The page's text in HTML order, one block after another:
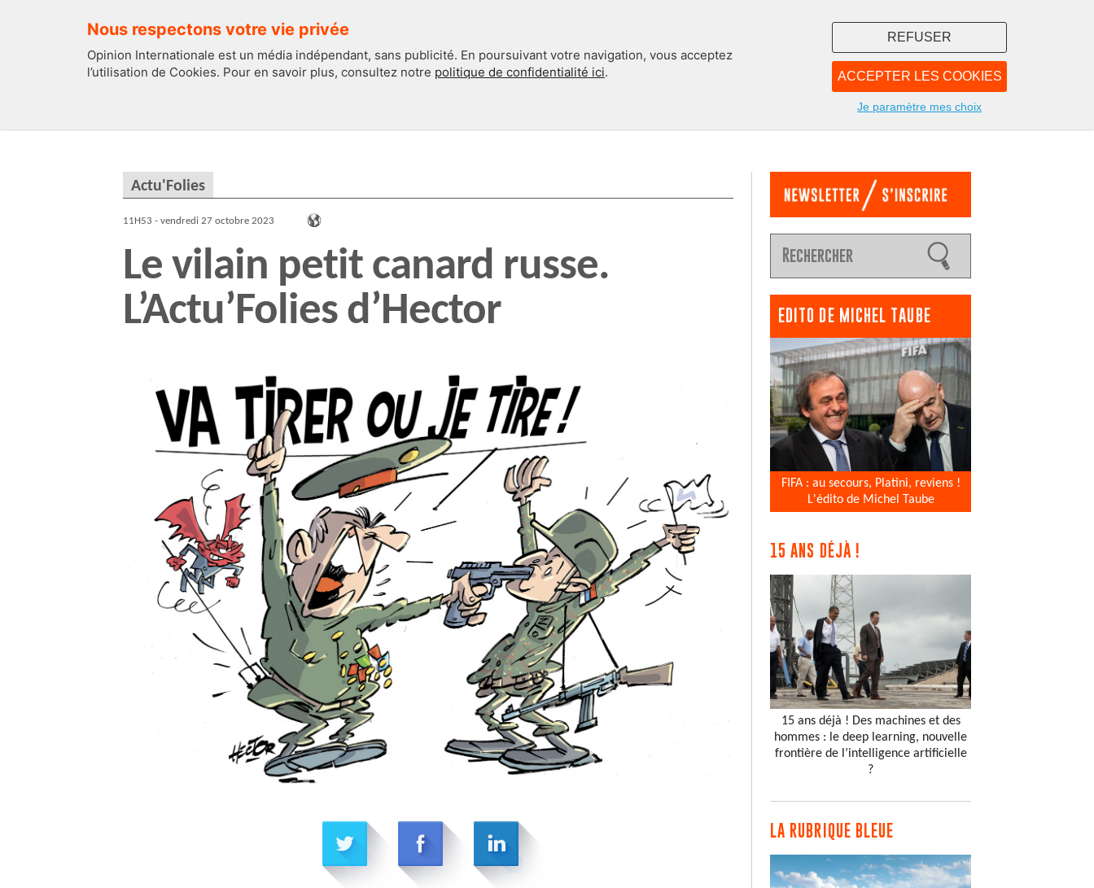
Nous respectons votre vie privée
Opinion Internationale est un média indépendant, sans publicité. En poursuivant votre navigation, vous acceptez
l’utilisation de Cookies. Pour en savoir plus, consultez notre politique de confidentialité ici. ACCEPTER LES COOKIES
REFUSER
Je paramètre mes choix
NOUS
Actu'Folies
11H53 - vendredi 27 octobre 2023
Le vilain petit canard russe.
L’Actu’Folies d’Hector
EDITO DE MICHEL TAUBE
FIFA : au secours, Platini, reviens !
L'édito de Michel Taube
15 ANS DÉJÀ !
15 ans déjà ! Des machines et des
hommes : le deep learning, nouvelle
frontière de l’intelligence artificielle
?
LA RUBRIQUE BLEUE